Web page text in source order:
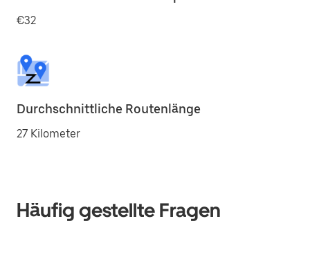
€32
Durchschnittliche Routenlänge
27 Kilometer
Häufig gestellte Fragen